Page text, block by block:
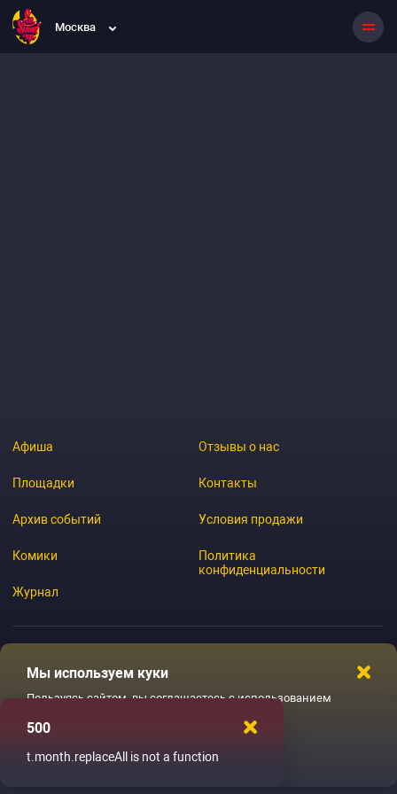
Москва
Афиша
Площадки
Архив событий
Комики
Журнал
Отзывы о нас
Контакты
Условия продажи
Политика
конфиденциальности
Мы используем куки
Пользуясь сайтом, вы соглашаетесь с использованием
Ладненько
500
t.month.replaceAll is not a function